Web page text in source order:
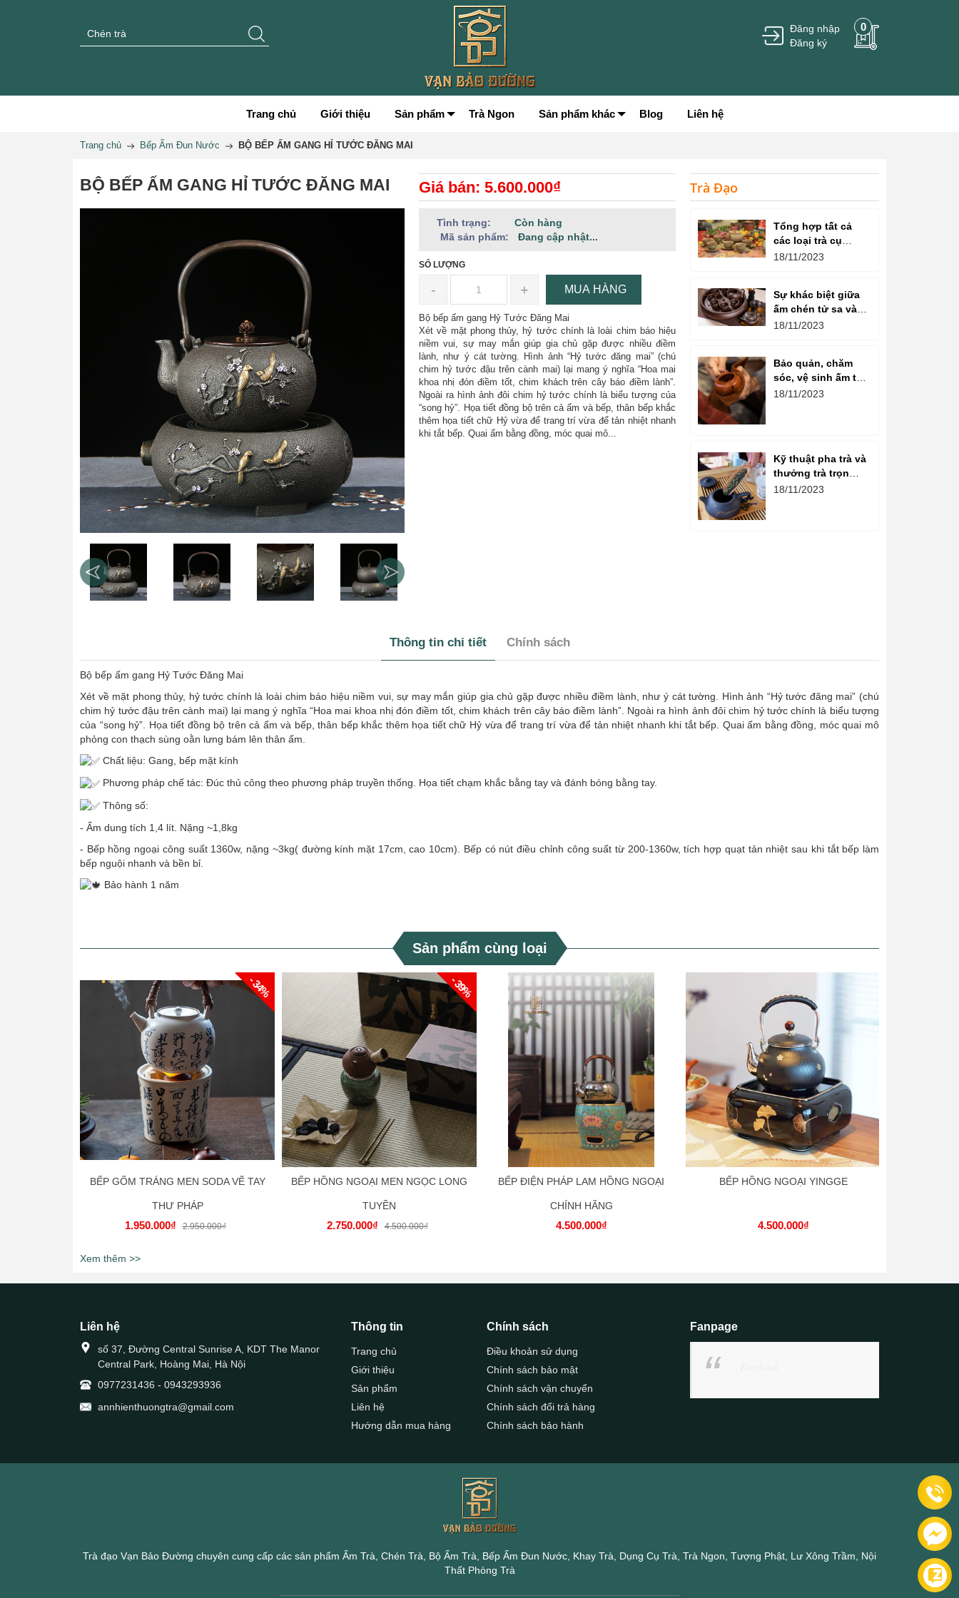
Đăng nhập
Đăng ký
0
Trang chủ Giới thiệu Sản phẩm Trà Ngon Sản phẩm khác Blog Liên hệ
Trang chủ Bếp Ấm Đun Nước BỘ BẾP ẤM GANG HỈ TƯỚC ĐĂNG MAI
BỘ BẾP ẤM GANG HỈ TƯỚC ĐĂNG MAI Giá bán: 5.600.000₫
Tình trạng:
Còn hàng
Mã sản phẩm:
Đang cập nhật...
SỐ LƯỢNG
- + MUA HÀNG
Bộ bếp ấm gang Hỷ Tước Đăng Mai
Xét về mặt phong thủy, hỷ tước chính là loài chim báo hiệu
niềm vui, sự may mắn giúp gia chủ gặp được nhiều điềm
lành, như ý cát tường. Hình ảnh “Hỷ tước đăng mai” (chú
chim hỷ tước đậu trên cành mai) lại mang ý nghĩa “Hoa mai
khoa nhị đón điềm tốt, chim khách trên cây báo điềm lành”.
Ngoài ra hình ảnh đôi chim hỷ tước chính là biểu tượng của
“song hỷ”. Họa tiết đồng bộ trên cả ấm và bếp, thân bếp khắc
thêm họa tiết chữ Hỷ vừa để trang trí vừa để tản nhiệt nhanh
khi tắt bếp. Quai ấm bằng đồng, móc quai mô...
Trà Đạo
Tổng hợp tất cả
các loại trà cụ
trong nghệ thuật
18/11/2023
Sự khác biệt giữa
ấm chén tử sa và
ấm chén gốm là
18/11/2023
Bảo quản, chăm
sóc, vệ sinh ấm tử
sa đúng cách
18/11/2023
Kỹ thuật pha trà và
thưởng trà trọn
vẹn hương vị
18/11/2023
Thông tin chi tiết Chính sách
Bộ bếp ấm gang Hỷ Tước Đăng Mai
Xét về mặt phong thủy, hỷ tước chính là loài chim báo hiệu niềm vui, sự may mắn giúp gia chủ gặp được nhiều điềm lành, như ý cát tường. Hình ảnh “Hỷ tước đăng mai” (chú
chim hỷ tước đậu trên cành mai) lại mang ý nghĩa “Hoa mai khoa nhị đón điềm tốt, chim khách trên cây báo điềm lành”. Ngoài ra hình ảnh đôi chim hỷ tước chính là biểu tượng
của “song hỷ”. Họa tiết đồng bộ trên cả ấm và bếp, thân bếp khắc thêm họa tiết chữ Hỷ vừa để trang trí vừa để tản nhiệt nhanh khi tắt bếp. Quai ấm bằng đồng, móc quai mô
phỏng con thạch sùng oằn lưng bám lên thân ấm.
Chất liệu: Gang, bếp mặt kính
Phương pháp chế tác: Đúc thủ công theo phương pháp truyền thống. Họa tiết chạm khắc bằng tay và đánh bóng bằng tay.
Thông số:
- Ấm dung tích 1,4 lít. Nặng ~1,8kg
- Bếp hồng ngoại công suất 1360w, nặng ~3kg( đường kính mặt 17cm, cao 10cm). Bếp có nút điều chỉnh công suất từ 200-1360w, tích hợp quạt tản nhiệt sau khi tắt bếp làm
bếp nguội nhanh và bền bỉ.
Bảo hành 1 năm
Sản phẩm cùng loại
- 34%
BẾP GỐM TRÁNG MEN SODA VẼ TAY
THƯ PHÁP
1.950.000₫ 2.950.000₫
- 39%
BẾP HỒNG NGOẠI MEN NGỌC LONG
TUYỀN
2.750.000₫ 4.500.000₫
BẾP ĐIỆN PHÁP LAM HỒNG NGOẠI
CHÍNH HÃNG
4.500.000₫
BẾP HỒNG NGOẠI YINGGE
4.500.000₫
Xem thêm >>
Liên hệ
số 37, Đường Central Sunrise A, KDT The Manor
Central Park, Hoàng Mai, Hà Nội
0977231436 - 0943293936
annhienthuongtra@gmail.com
Thông tin
Trang chủ
Giới thiệu
Sản phẩm
Liên hệ
Hướng dẫn mua hàng
Chính sách
Điều khoản sử dụng
Chính sách bảo mật
Chính sách vận chuyển
Chính sách đổi trả hàng
Chính sách bảo hành
Fanpage
Trà đạo Vạn Bảo Đường chuyên cung cấp các sản phẩm Ấm Trà, Chén Trà, Bộ Ấm Trà, Bếp Ấm Đun Nước, Khay Trà, Dụng Cụ Trà, Trà Ngon, Tượng Phật, Lư Xông Trầm, Nội
Thất Phòng Trà